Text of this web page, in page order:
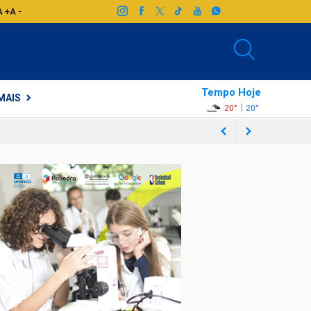
+A -
Tempo Hoje
20° 20°